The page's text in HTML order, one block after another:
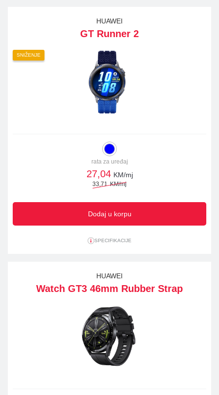
HUAWEI
GT Runner 2
SNIŽENJE
rata za uređaj
27,04 KM/mj
33,71 KM/mj
Dodaj u korpu
SPECIFIKACIJE
HUAWEI
Watch GT3 46mm Rubber Strap